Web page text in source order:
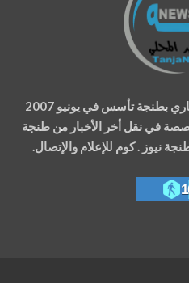
بطنجة تأسس في يونيو 2007
في نقل أخر الأخبار من طنجة
نيوز . كوم للإعلام والإتصال.